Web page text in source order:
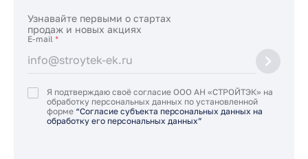
Узнавайте первыми о стартах
продаж и новых акциях
E-mail *
Я подтверждаю своё согласие ООО АН «СТРОЙТЭК» на
обработку персональных данных по установленной
форме “Согласие субъекта персональных данных на
обработку его персональных данных”